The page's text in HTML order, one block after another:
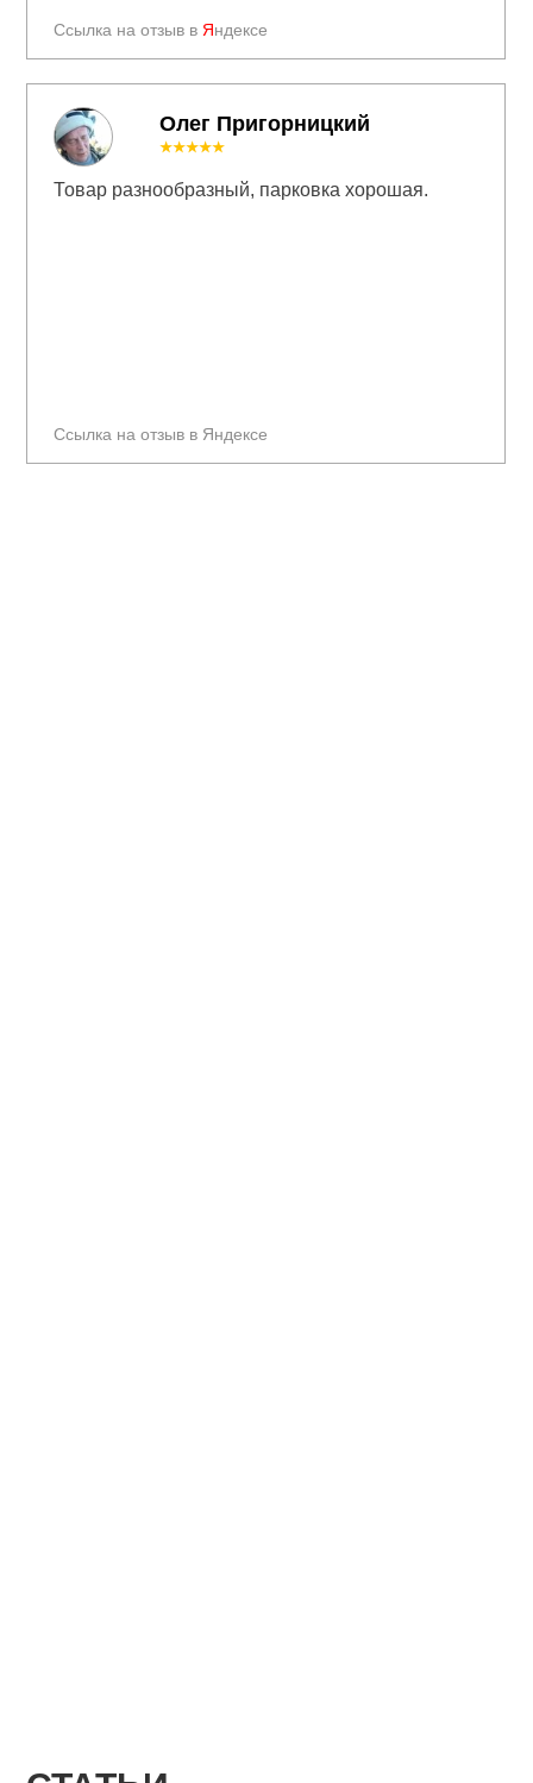
Олег Пригорницкий
Ссылка на отзыв в Яндексе
Ссылка на отзыв в Яндексе
★★★★★
Товар разнообразный, парковка хорошая.